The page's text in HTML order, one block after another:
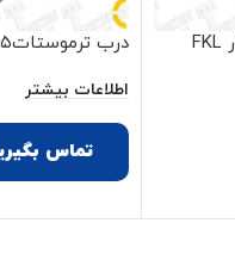
بلبرینگ پلوس ۴۰۵ شیاردار FKL
درب ترموستات۴۰۵ مژده وصل
اطلاعات بیشتر
تماس